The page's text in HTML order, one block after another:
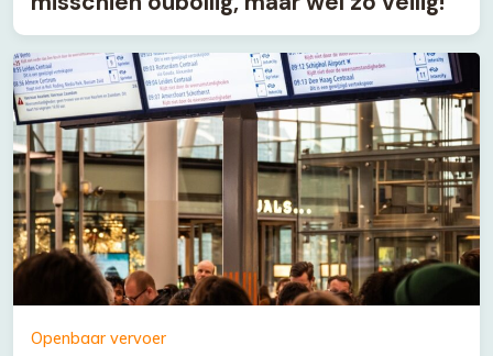
Openbaar vervoer